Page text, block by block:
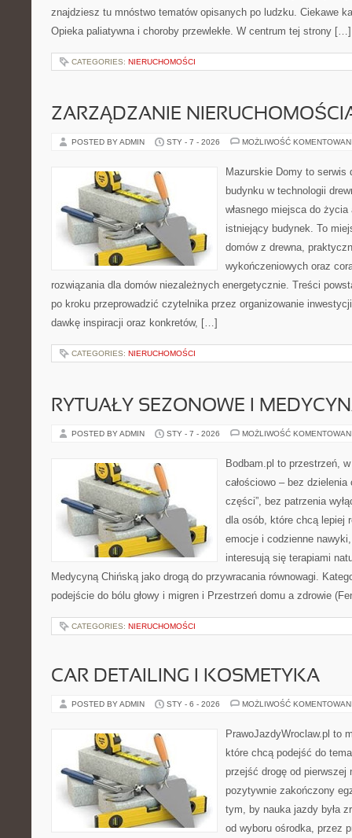
znajdziesz tu mnóstwo tematów opisanych po ludzku. Ciekawe
Opieka paliatywna i choroby przewlekłe. W centrum tej strony […]
CATEGORIES: NIERUCHOMOŚCI
ZARZĄDZANIE
POSTED BY ADMIN STY - 7 - 2026 MOŻLIWOŚĆ
Mazurskie Domy to serwis
budynku w technologii
własnego miejsca do
istniejący budynek. To
domów z drewna,
wykończeniowych oraz
rozwiązania dla domów niezależnych energetycznie. Treści
po kroku przeprowadzić czytelnika przez organizowanie
dawkę inspiracji oraz konkretów, […]
CATEGORIES: NIERUCHOMOŚCI
RYTUAŁY SEZONOWE I
POSTED BY ADMIN STY - 7 - 2026 MOŻLIWOŚĆ
Bodbam.pl to przestrzeń,
całościowo – bez dzielenia
części”, bez patrzenia
dla osób, które chcą lepiej
emocje i codzienne
interesują się terapiami
Medycyną Chińską jako drogą do przywracania równowagi.
podejście do bólu głowy i migren i Przestrzeń domu a zdrowie
CATEGORIES: NIERUCHOMOŚCI
CAR DETAILING I KOSMETYKA
POSTED BY ADMIN STY - 6 - 2026 MOŻLIWOŚĆ
PrawoJazdyWroclaw.pl to
które chcą podejść do
przejść drogę od pierwszej
pozytywnie zakończony
tym, by nauka jazdy była
od wyboru ośrodka, przez